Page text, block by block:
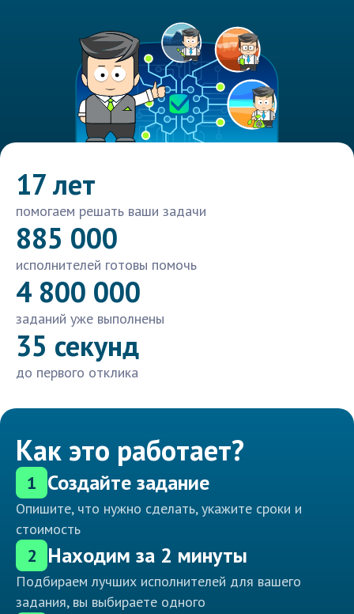
17 лет
помогаем решать ваши задачи
885 000
исполнителей готовы помочь
4 800 000
заданий уже выполнены
35 секунд
до первого отклика
Как это работает?
1 Создайте задание
Опишите, что нужно сделать, укажите сроки и
стоимость
2 Находим за 2 минуты
Подбираем лучших исполнителей для вашего
задания, вы выбираете одного